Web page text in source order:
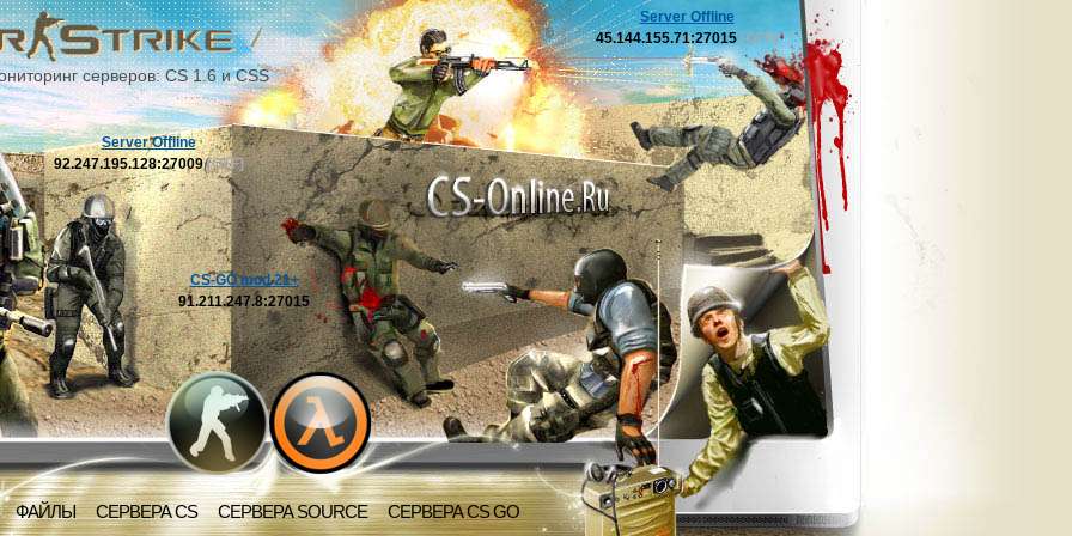
серверов: CS 1.6 и CSS
ФАЙЛЫ СЕРВЕРА CS СЕРВЕРА SOURCE СЕРВЕРА CS GO
Server Offline
92.247.195.128:27009[OFF]
CS-GO mod 21+
91.211.247.8:27015
Server Offline
45.144.155.71:27015 [OFF]